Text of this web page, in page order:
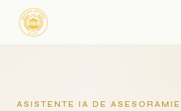
ASISTENTE IA DE